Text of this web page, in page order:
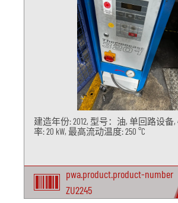
建造年份: 2012, 型号：油, 单回路设备,
率: 20 kW, 最高流动温度: 250 °C
pwa.product.product-number
ZU2245